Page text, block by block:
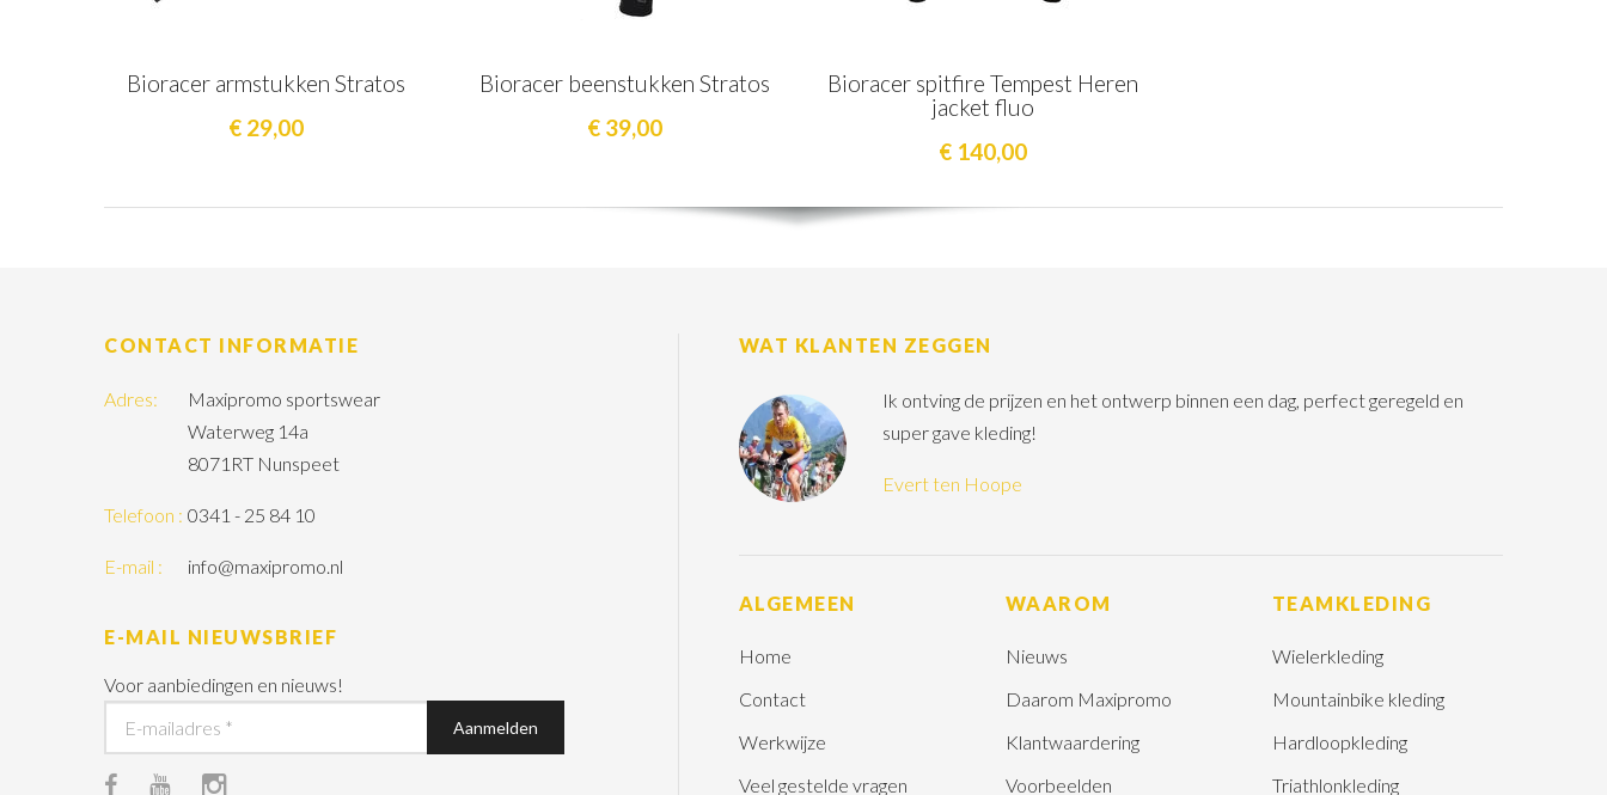
Bioracer armstukken Stratos
€ 29,00
Bioracer beenstukken Stratos
€ 39,00
Bioracer spitfire Tempest Heren
jacket fluo
€ 140,00
CONTACT INFORMATIE
Adres:
Maxipromo sportswear
Waterweg 14a
8071RT Nunspeet
Telefoon : 0341 - 25 84 10
E-mail : info@maxipromo.nl
E-MAIL NIEUWSBRIEF
Voor aanbiedingen en nieuws!
WAT KLANTEN ZEGGEN
Ik ontving de prijzen en het ontwerp binnen een dag, perfect geregeld en
super gave kleding!
Evert ten Hoope
ALGEMEEN
Home
Contact
Werkwijze
Veel gestelde vragen
WAAROM
Nieuws
Daarom Maxipromo
Klantwaardering
Voorbeelden
TEAMKLEDING
Wielerkleding
Mountainbike kleding
Hardloopkleding
Triathlonkleding